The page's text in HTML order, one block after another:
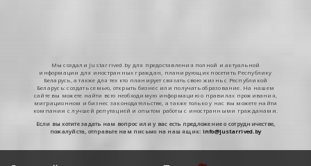
Мы создали Justarrived.by для предоставления полной и актуальной
информации для иностранных граждан, планирующих посетить Республику
Беларусь, а также для тех кто планирует связать свою жизнь с Республикой
Беларусь: создать семью, открыть бизнес или получать образование. На нашем
сайте вы можете найти всю необходимую информацию о правилах проживания,
миграционном и бизнес законодательстве, а также только у нас вы можете найти
компании с лучшей репутацией и опытом работы с иностранными гражданами.
Если вы хотите задать нам вопрос или у вас есть предложение о сотрудничестве,
пожалуйста, отправьте нам письмо на наш ящик: info@justarrived.by